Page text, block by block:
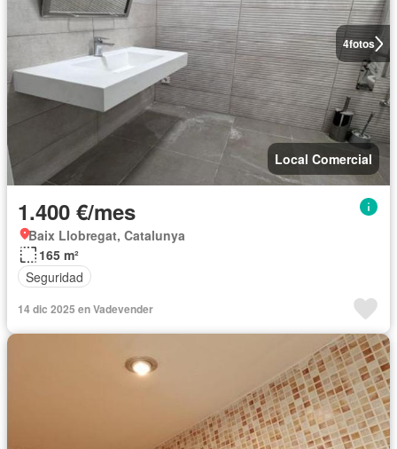
4fotos
Local Comercial
1.400 €/mes
Baix Llobregat, Catalunya
165 m²
Seguridad
14 dic 2025 en Vadevender